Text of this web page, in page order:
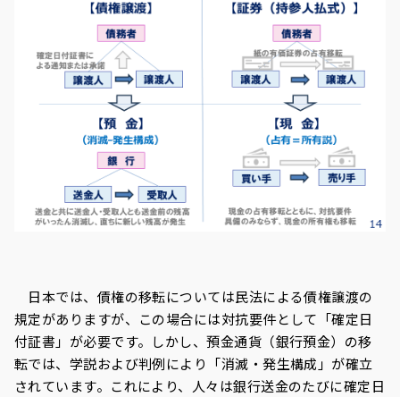
日本では、債権の移転については民法による債権譲渡の
規定がありますが、この場合には対抗要件として「確定日
付証書」が必要です。しかし、預金通貨（銀行預金）の移
転では、学説および判例により「消滅・発生構成」が確立
されています。これにより、人々は銀行送金のたびに確定日